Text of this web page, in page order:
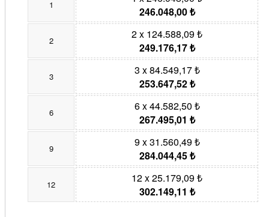
1
246.048,00 ₺
2
2 x 124.588,09 ₺
249.176,17 ₺
3
3 x 84.549,17 ₺
253.647,52 ₺
6
6 x 44.582,50 ₺
267.495,01 ₺
9
9 x 31.560,49 ₺
284.044,45 ₺
12
12 x 25.179,09 ₺
302.149,11 ₺